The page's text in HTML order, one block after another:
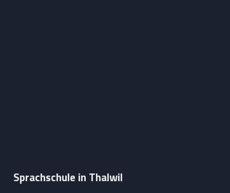
Sprachschule in Thalwil